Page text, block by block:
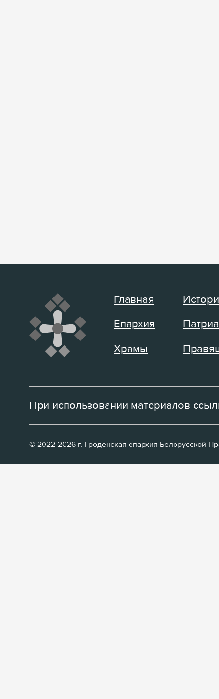
Главная
Епархия
Храмы
При использовании материалов
© 2022-2026 г. Гроденская епархия Белорусской